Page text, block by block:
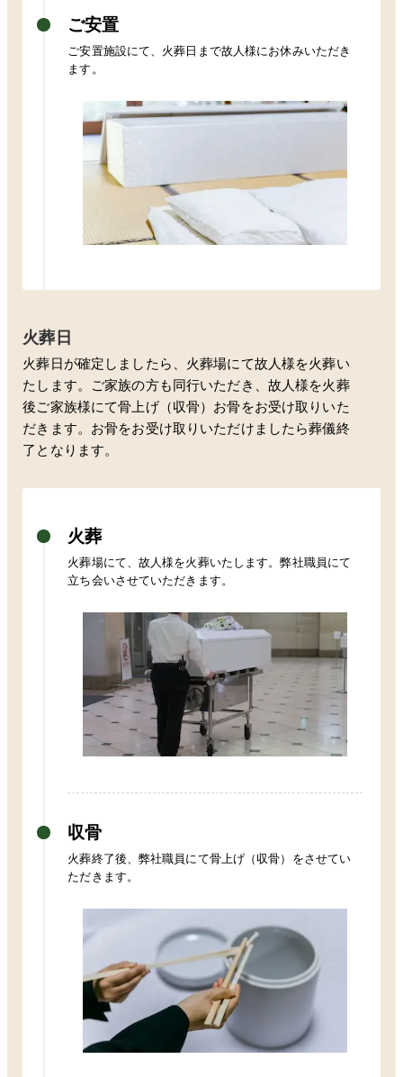
ご安置
ご安置施設にて、火葬日まで故人様にお休みいただき
ます。
火葬日
火葬日が確定しましたら、火葬場にて故人様を火葬い
たします。ご家族の方も同行いただき、故人様を火葬
後ご家族様にて骨上げ（収骨）お骨をお受け取りいた
だきます。お骨をお受け取りいただけましたら葬儀終
了となります。
火葬
火葬場にて、故人様を火葬いたします。弊社職員にて
立ち会いさせていただきます。
収骨
火葬終了後、弊社職員にて骨上げ（収骨）をさせてい
ただきます。